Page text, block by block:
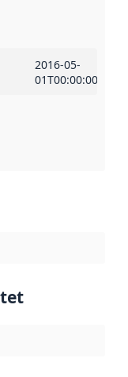
2016-05-
01T00:00:00Z
eller